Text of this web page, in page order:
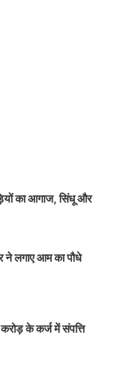
का आगाज, सिंधू और
ने लगाए आम का पौधे
के कर्ज में संपत्ति